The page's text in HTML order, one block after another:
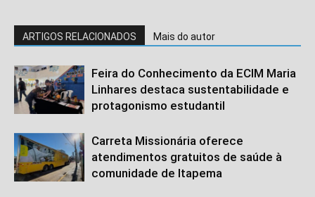
ARTIGOS RELACIONADOS Mais do autor
Feira do Conhecimento da ECIM Maria
Linhares destaca sustentabilidade e
protagonismo estudantil
Carreta Missionária oferece
atendimentos gratuitos de saúde à
comunidade de Itapema